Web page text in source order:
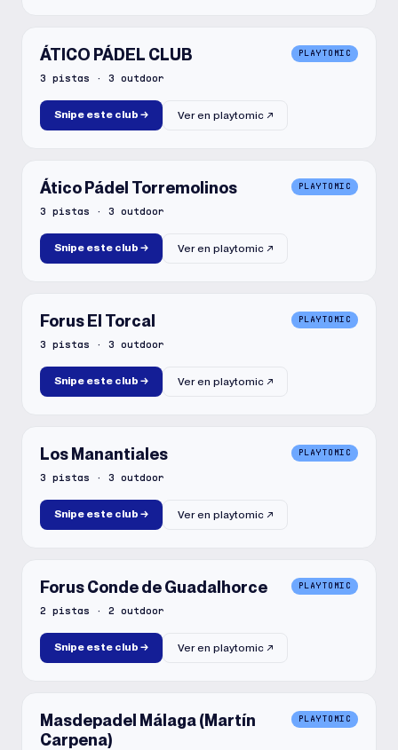
ÁTICO PÁDEL CLUB PLAYTOMIC
3 pistas · 3 outdoor
Snipe este club → Ver en playtomic ↗
Ático Pádel Torremolinos PLAYTOMIC
3 pistas · 3 outdoor
Snipe este club → Ver en playtomic ↗
Forus El Torcal PLAYTOMIC
3 pistas · 3 outdoor
Snipe este club → Ver en playtomic ↗
Los Manantiales PLAYTOMIC
3 pistas · 3 outdoor
Snipe este club → Ver en playtomic ↗
Forus Conde de Guadalhorce PLAYTOMIC
2 pistas · 2 outdoor
Snipe este club → Ver en playtomic ↗
Masdepadel Málaga (Martín
Carpena)
PLAYTOMIC